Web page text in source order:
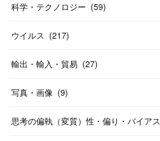
科学・テクノロジー (59)
ウイルス (217)
輸出・輸入・貿易 (27)
写真・画像 (9)
思考の偏執（変質）性・偏り・バイアス